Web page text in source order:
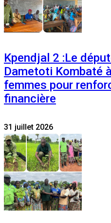
Kpendjal 2 :Le
Dametoti Kombaté
femmes pour
financière
31 juillet 2026